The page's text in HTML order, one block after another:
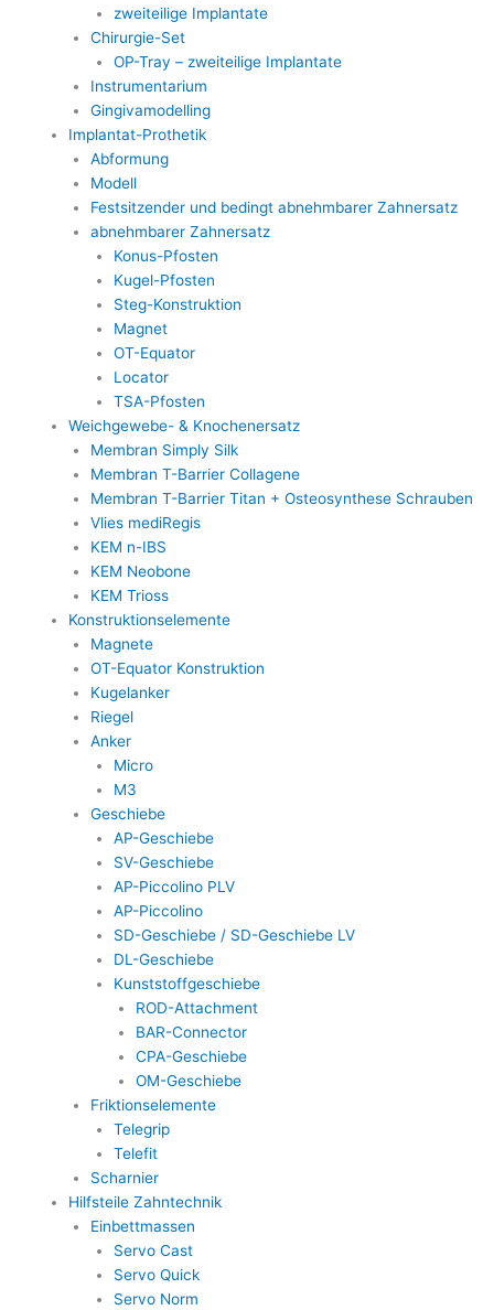
zweiteilige Implantate
Chirurgie-Set
OP-Tray – zweiteilige Implantate
Instrumentarium
Gingivamodelling
Implantat-Prothetik
Abformung
Modell
Festsitzender und bedingt abnehmbarer Zahnersatz
abnehmbarer Zahnersatz
Konus-Pfosten
Kugel-Pfosten
Steg-Konstruktion
Magnet
OT-Equator
Locator
TSA-Pfosten
Weichgewebe- & Knochenersatz
Membran Simply Silk
Membran T-Barrier Collagene
Membran T-Barrier Titan + Osteosynthese Schrauben
Vlies mediRegis
KEM n-IBS
KEM Neobone
KEM Trioss
Konstruktionselemente
Magnete
OT-Equator Konstruktion
Kugelanker
Riegel
Anker
Micro
M3
Geschiebe
AP-Geschiebe
SV-Geschiebe
AP-Piccolino PLV
AP-Piccolino
SD-Geschiebe / SD-Geschiebe LV
DL-Geschiebe
Kunststoffgeschiebe
ROD-Attachment
BAR-Connector
CPA-Geschiebe
OM-Geschiebe
Friktionselemente
Telegrip
Telefit
Scharnier
Hilfsteile Zahntechnik
Einbettmassen
Servo Cast
Servo Quick
Servo Norm